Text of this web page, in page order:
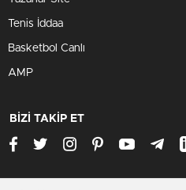
Tenis İddaa
Basketbol Canlı
AMP
BİZİ TAKİP ET